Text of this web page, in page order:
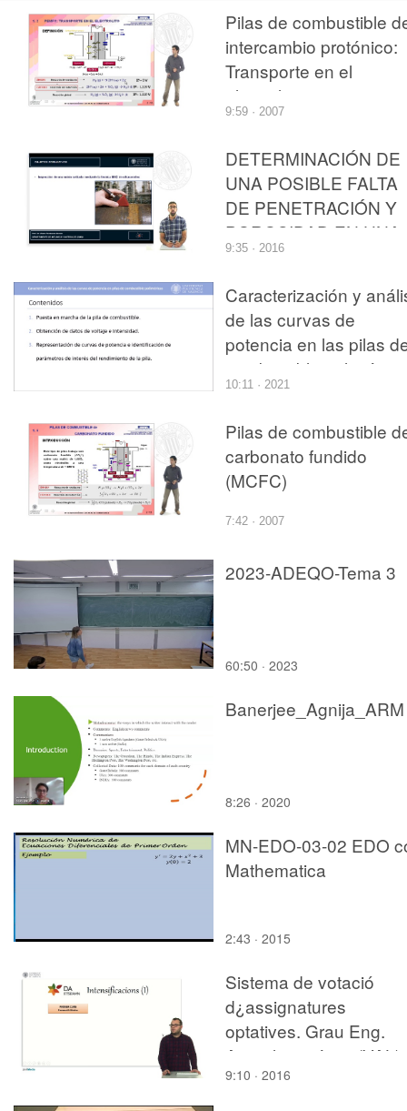
Pilas de combustible
intercambio protónico:
Transporte en el
electrolito
9:59 · 2007
DETERMINACIÓN DE
UNA POSIBLE FALTA
DE PENETRACIÓN Y
POROSIDAD EN UNA
SOLDADURA
ULTRASONIDOS
9:35 · 2016
Caracterización y
de las curvas de
potencia en las pilas
combustible
10:11 · 2021
Pilas de combustible
carbonato fundido
(MCFC)
7:42 · 2007
2023-ADEQO-Tema 3
60:50 · 2023
Banerjee_Agnija_ARM
8:26 · 2020
MN-EDO-03-02 EDO
Mathematica
2:43 · 2015
Sistema de votació
d¿assignatures
optatives. Grau Eng.
Agroalimentària. (VAL)
9:10 · 2016